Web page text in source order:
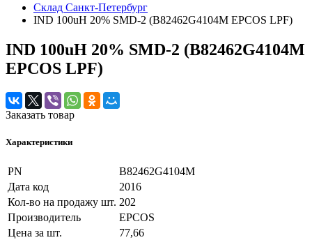
Cклад Санкт-Петербург
IND 100uH 20% SMD-2 (B82462G4104M EPCOS LPF)
IND 100uH 20% SMD-2 (B82462G4104M
EPCOS LPF)
Заказать товар
Характеристики
PN
B82462G4104M
Дата код
2016
Кол-во на продажу шт. 202
Производитель
EPCOS
Цена за шт.
77,66